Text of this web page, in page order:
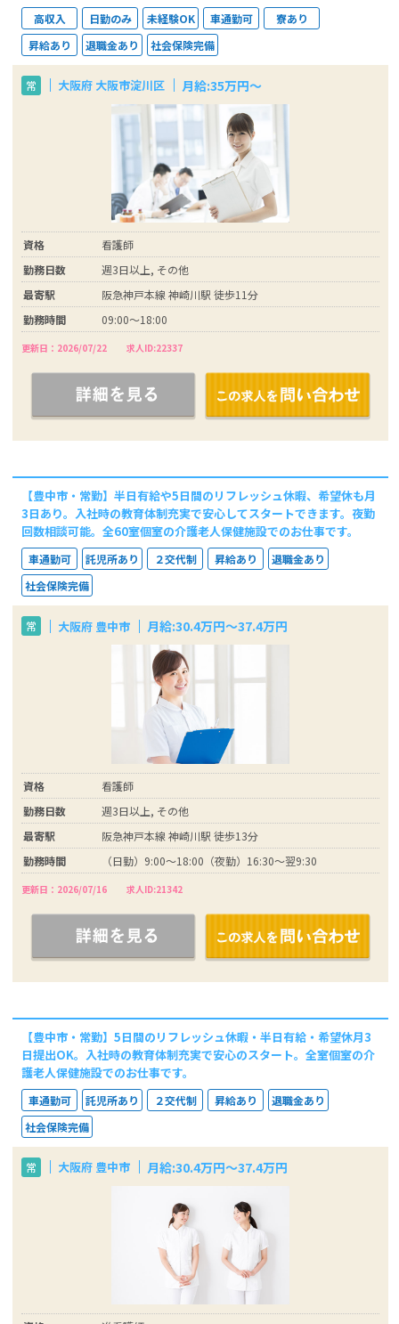
高収入 日勤のみ 未経験OK 車通勤可
寮あり
昇給あり
退職金あり 社会保険完備
常 大阪府 大阪市淀川区 月給:35万円～
資格
看護師
勤務日数
週3日以上, その他
最寄駅
阪急神戸本線 神崎川駅 徒歩11分
勤務時間
09:00～18:00
更新日：2026/07/22 求人ID:22337
【豊中市・常勤】半日有給や5日間のリフレッシュ休暇、希望休も月
3日あり。入社時の教育体制充実で安心してスタートできます。夜勤
回数相談可能。全60室個室の介護老人保健施設でのお仕事です。
車通勤可 託児所あり ２交代制 昇給あり
退職金あり
社会保険完備
常 大阪府 豊中市 月給:30.4万円～37.4万円
資格
看護師
勤務日数
週3日以上, その他
最寄駅
阪急神戸本線 神崎川駅 徒歩13分
勤務時間
（日勤）9:00～18:00（夜勤）16:30～翌9:30
更新日：2026/07/16 求人ID:21342
【豊中市・常勤】5日間のリフレッシュ休暇・半日有給・希望休月3
日提出OK。入社時の教育体制充実で安心のスタート。全室個室の介
護老人保健施設でのお仕事です。
車通勤可 託児所あり ２交代制 昇給あり
退職金あり
社会保険完備
常 大阪府 豊中市 月給:30.4万円～37.4万円